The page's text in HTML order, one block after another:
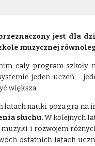
jest dla
muzycznej
cały program
jeden uczeń -
większa.
latach nauki poza grą
słuchu. W kolejnych
i rozwojem
ostatnich latach